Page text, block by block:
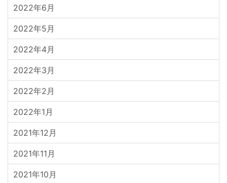
2022年6月
2022年5月
2022年4月
2022年3月
2022年2月
2022年1月
2021年12月
2021年11月
2021年10月